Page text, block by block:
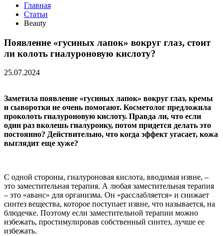
Главная
Статьи
Beauty
Появление «гусиных лапок» вокруг глаз, стоит
ли колоть гиалуроновую кислоту?
25.07.2024
Заметила появление «гусиных лапок» вокруг глаз, кремы
и сыворотки не очень помогают. Косметолог предложила
проколоть гиалуроновую кислоту. Правда ли, что если
один раз вколешь гиалуронку, потом придется делать это
постоянно? Действительно, что когда эффект угасает, кожа
выглядит еще хуже?
С одной стороны, гиалуроновая кислота, вводимая извне, –
это заместительная терапия. А любая заместительная терапия
– это «аванс» для организма. Он «расслабляется» и снижает
синтез вещества, которое поступает извне, что называется, на
блюдечке. Поэтому если заместительной терапии можно
избежать, простимулировав собственный синтез, лучше ее
избежать.